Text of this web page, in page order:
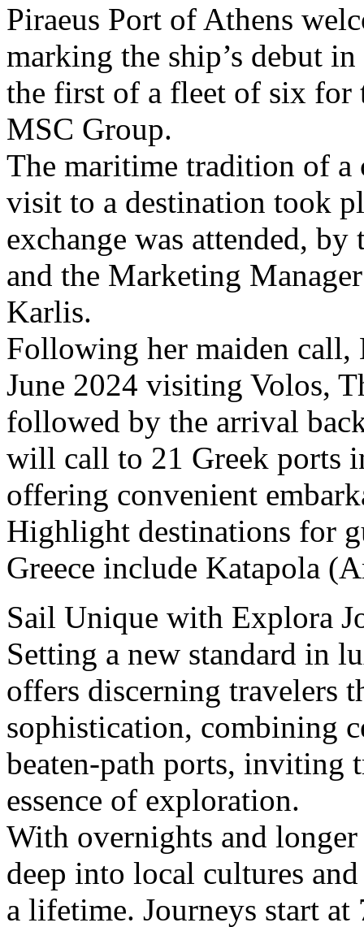
Piraeus Port of Athens
marking the ship’s debut
the first of a fleet of six for
MSC Group.
The maritime tradition of a
visit to a destination took
exchange was attended,
and the Marketing
Karlis.
Following her maiden call,
June 2024 visiting Volos,
followed by the arrival
will call to 21 Greek ports
offering convenient
Highlight destinations for
Greece include Katapola
Sail Unique with Explora
Setting a new standard in
offers discerning travelers
sophistication, combining
beaten-path ports, inviting
essence of exploration.
With overnights and longer
deep into local cultures
a lifetime. Journeys start